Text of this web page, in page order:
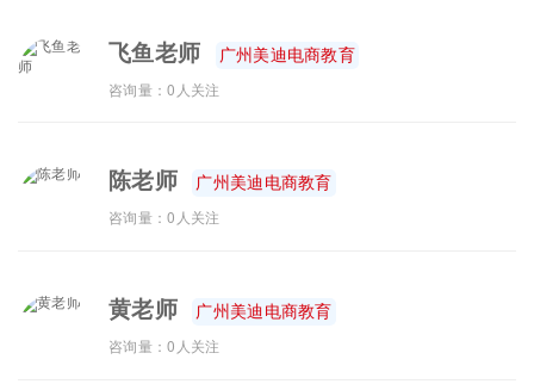
飞鱼老师 广州美迪电商教育
咨询量：0人关注
陈老师 广州美迪电商教育
咨询量：0人关注
黄老师 广州美迪电商教育
咨询量：0人关注